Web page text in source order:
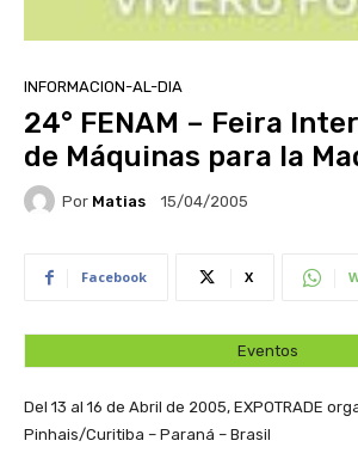
INFORMACION-AL-DIA
24° FENAM – Feira
de Máquinas para la
Por Matias 15/04/2005
Facebook X
Eventos
Del 13 al 16 de Abril de 2005, EXPOTRADE
Pinhais/Curitiba – Paraná – Brasil